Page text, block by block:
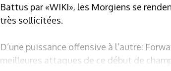
Battus par «WIKI», les Morgiens se
très sollicitées.
D’une puissance offensive à l’autre:
meilleures attaques de ce début de